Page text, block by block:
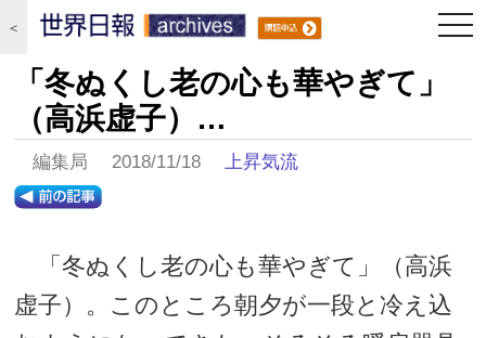
＜
「冬ぬくし老の心も華やぎて」
（高浜虚子）…
編集局 2018/11/18上昇気流
「冬ぬくし老の心も華やぎて」（高浜
虚子）。このところ朝夕が一段と冷え込